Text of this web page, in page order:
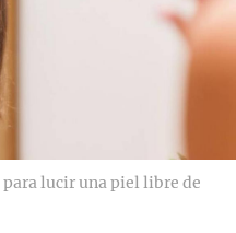
lucir una piel libre de